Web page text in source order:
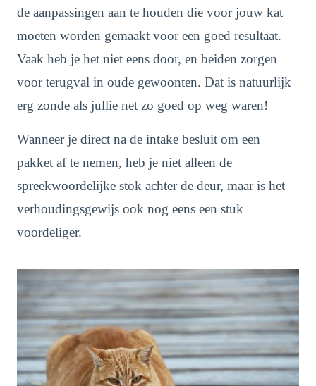
de aanpassingen aan te houden die voor jouw kat
moeten worden gemaakt voor een goed resultaat.
Vaak heb je het niet eens door, en beiden zorgen
voor terugval in oude gewoonten. Dat is natuurlijk
erg zonde als jullie net zo goed op weg waren!
Wanneer je direct na de intake besluit om een
pakket af te nemen, heb je niet alleen de
spreekwoordelijke stok achter de deur, maar is het
verhoudingsgewijs ook nog eens een stuk
voordeliger.